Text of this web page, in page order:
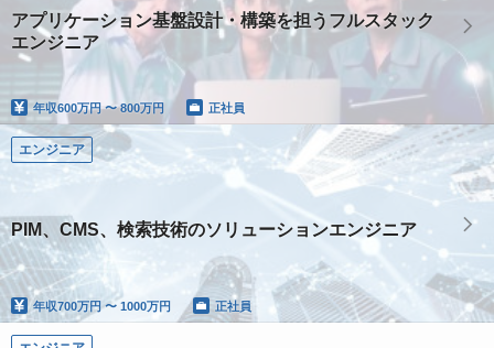
アプリケーション基盤設計・構築を担うフルスタック
エンジニア
年収600万円 〜 800万円 正社員
エンジニア
PIM、CMS、検索技術のソリューションエンジニア
年収700万円 〜 1000万円 正社員